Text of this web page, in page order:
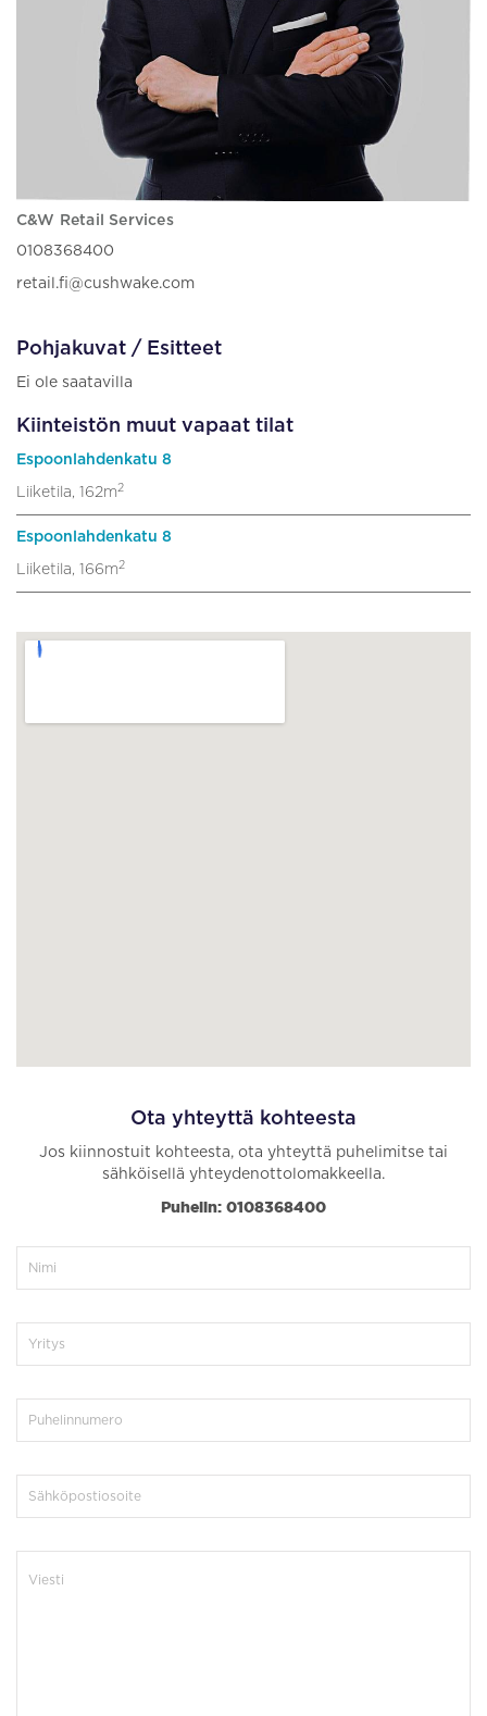
C&W Retail Services
0108368400
retail.fi@cushwake.com
Pohjakuvat / Esitteet
Ei ole saatavilla
Kiinteistön muut vapaat tilat
Espoonlahdenkatu 8
Liiketila, 162m 2
Espoonlahdenkatu 8
Liiketila, 166m 2
Ota yhteyttä kohteesta
Jos kiinnostuit kohteesta, ota yhteyttä puhelimitse tai
sähköisellä yhteydenottolomakkeella.
Puhelin: 0108368400